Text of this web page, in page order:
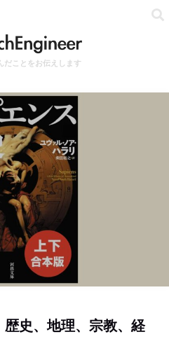
だことをお伝えします
歴史、地理、宗教、経